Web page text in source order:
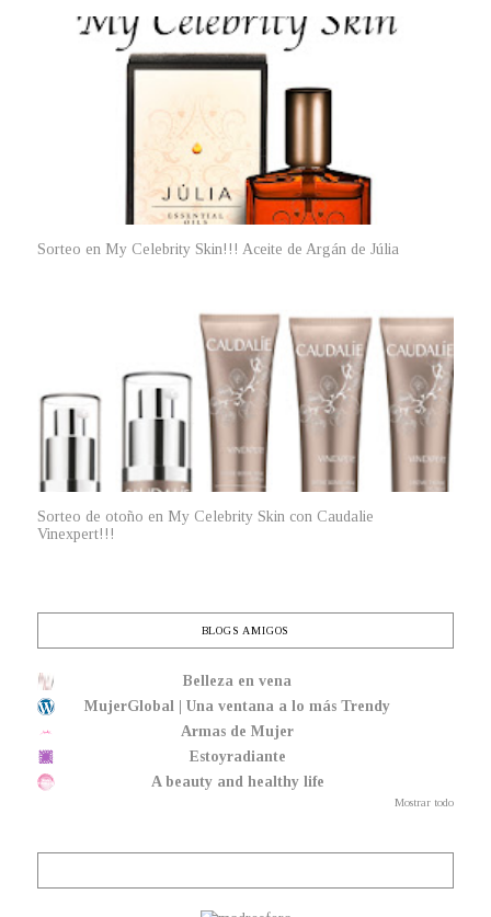
Sorteo en My Celebrity Skin!!! Aceite de Argán de Júlia
Sorteo de otoño en My Celebrity Skin con Caudalie
Vinexpert!!!
BLOGS AMIGOS
Belleza en vena
MujerGlobal | Una ventana a lo más Trendy
Armas de Mujer
Estoyradiante
A beauty and healthy life
Mostrar todo